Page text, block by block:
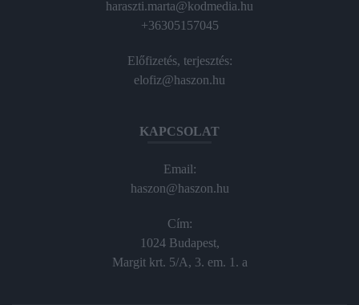
haraszti.marta@kodmedia.hu
+36305157045
Előfizetés, terjesztés:
elofiz@haszon.hu
KAPCSOLAT
Email:
haszon@haszon.hu
Cím:
1024 Budapest,
Margit krt. 5/A, 3. em. 1. a